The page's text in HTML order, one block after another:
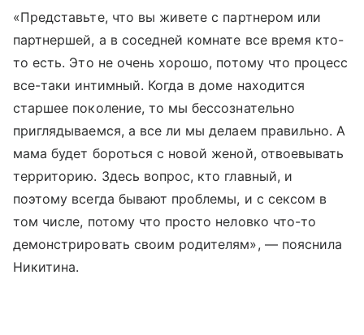
«Представьте, что вы живете с партнером или
партнершей, а в соседней комнате все время кто-
то есть. Это не очень хорошо, потому что процесс
все-таки интимный. Когда в доме находится
старшее поколение, то мы бессознательно
приглядываемся, а все ли мы делаем правильно. А
мама будет бороться с новой женой, отвоевывать
территорию. Здесь вопрос, кто главный, и
поэтому всегда бывают проблемы, и с сексом в
том числе, потому что просто неловко что-то
демонстрировать своим родителям», — пояснила
Никитина.